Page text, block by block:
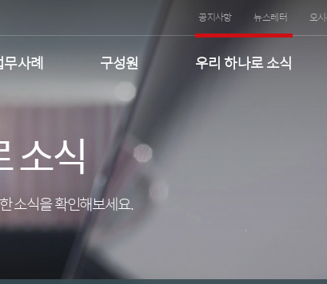
공지사항 뉴스레터 오
무사례 구성원 우리 하나로 소식
소식
소식을 확인해보세요.